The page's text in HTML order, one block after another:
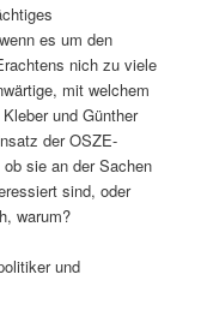
es um den
nich zu viele
mit welchem
und Günther
der OSZE-
sie an der Sachen
sind, oder
warum?
und